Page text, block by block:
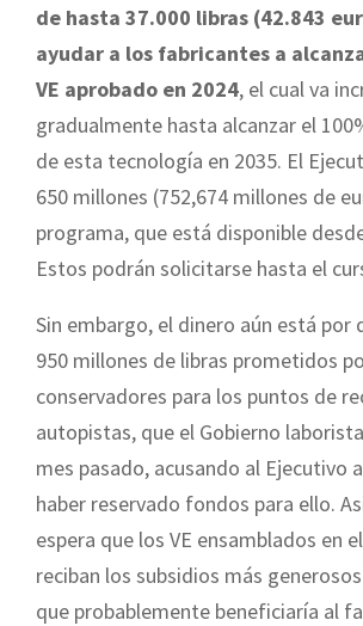
de hasta 37.000 libras (42.843
ayudar a los fabricantes a
VE aprobado en 2024, el cual va
gradualmente hasta alcanzar el
de esta tecnología en 2035. El
650 millones (752,674 millones de
programa, que está disponible
Estos podrán solicitarse hasta el
Sin embargo, el dinero aún está por
950 millones de libras prometidos
conservadores para los puntos de
autopistas, que el Gobierno
mes pasado, acusando al Ejecutivo
haber reservado fondos para ello.
espera que los VE ensamblados en
reciban los subsidios más
que probablemente beneficiaría al